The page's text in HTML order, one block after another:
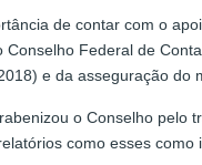
de contar com o
Federal de
e da asseguração
o Conselho
como esses